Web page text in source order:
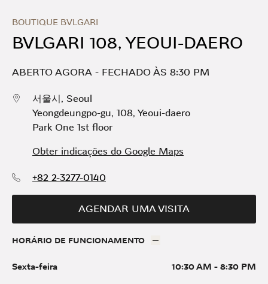
BOUTIQUE BVLGARI
BVLGARI 108, YEOUI-DAERO
ABERTO AGORA - FECHADO ÀS 8:30 PM
서울시, Seoul
Yeongdeungpo-gu, 108, Yeoui-daero
Park One 1st floor
Obter indicações do Google Maps
+82 2-3277-0140
AGENDAR UMA VISITA
HORÁRIO DE FUNCIONAMENTO
Sexta-feira 10:30 AM - 8:30 PM